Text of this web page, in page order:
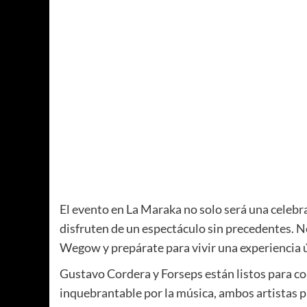
El evento en La Maraka no solo será una
disfruten de un espectáculo sin precedentes.
Wegow y prepárate para vivir una experiencia
Gustavo Cordera y Forseps están listos para
inquebrantable por la música, ambos artistas